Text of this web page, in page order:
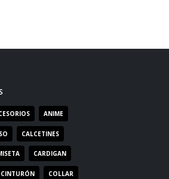
ANIME
CALCETINES
CARDIGAN
CINTURÓN COLLAR